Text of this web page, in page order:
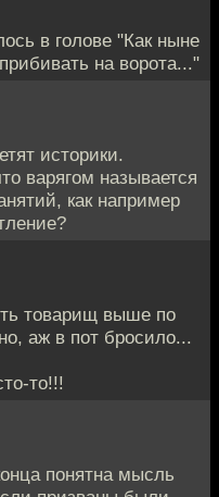
в голове "Как ныне
на ворота..."
историки.
варягом называется
как например
товарищ выше по
аж в пот бросило...
то!!!
понятна мысль